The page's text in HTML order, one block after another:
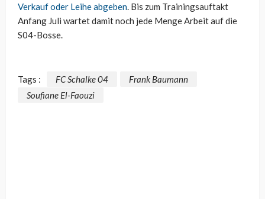
Verkauf oder Leihe abgeben. Bis zum Trainingsauftakt
Anfang Juli wartet damit noch jede Menge Arbeit auf die
S04-Bosse.
Tags : FC Schalke 04
Frank Baumann
Soufiane El-Faouzi